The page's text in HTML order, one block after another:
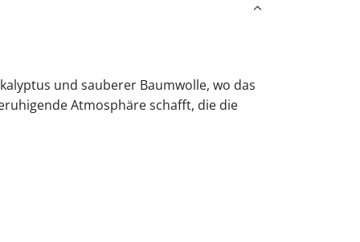
und sauberer Baumwolle, wo das
Atmosphäre schafft, die die